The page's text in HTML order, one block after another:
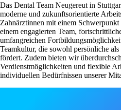
Das Dental Team Neugereut in
moderne und zukunftsorientierte
Zahnärztinnen mit einem
einem engagierten Team,
umfangreichen
Teamkultur, die sowohl persönliche
fördert. Zudem bieten wir
Verdienstmöglichkeiten und flexible
individuellen Bedürfnissen unserer